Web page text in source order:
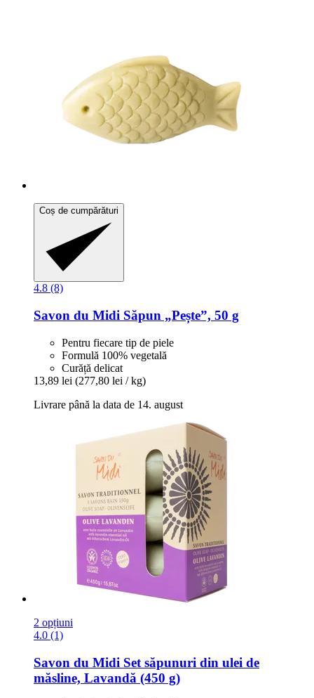
Coș de cumpărături
4.8 (8)
Savon du Midi Săpun „Pește”, 50 g
Pentru fiecare tip de piele
Formulă 100% vegetală
Curăță delicat
13,89 lei (277,80 lei / kg)
Livrare până la data de 14. august
2 opțiuni
4.0 (1)
Savon du Midi Set săpunuri din ulei de
măsline, Lavandă (450 g)